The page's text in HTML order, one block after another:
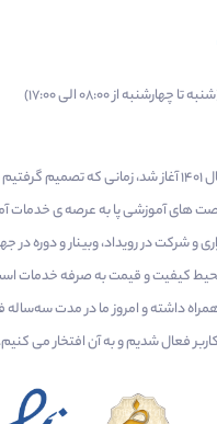
از 08:00 الی 17:00)
فعالیت محیط از سال 1401 آغاز شد، زمانی که
های آموزشی پا به عرصه ی خدمات
و شرکت در رویداد، وبینار و دوره
محیط کیفیت و قیمت به صرفه خدمات
همراه داشته و امروز ما در مدت
فعال شدیم و به آن افتخار می‌ کنیم.